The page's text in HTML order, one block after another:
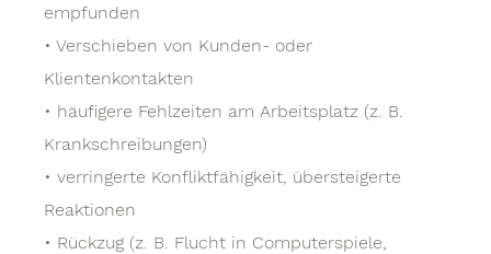
empfunden
• Verschieben von Kunden- oder
Klientenkontakten
• häufigere Fehlzeiten am Arbeitsplatz (z. B.
Krankschreibungen)
• verringerte Konfliktfähigkeit, übersteigerte
Reaktionen
• Rückzug (z. B. Flucht in Computerspiele,